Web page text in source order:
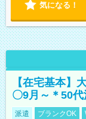
気になる！
【在宅基本】
〇9月～＊50代
派遣 ブランクOK